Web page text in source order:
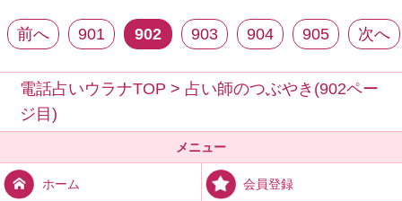
前へ 901 902 903 904 905 次へ
電話占いウラナTOP > 占い師のつぶやき(902ペー
ジ目)
メニュー
ホーム 会員登録